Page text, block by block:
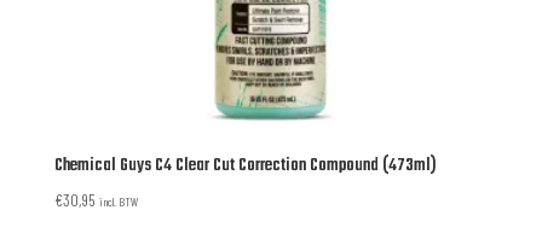
Chemical Guys C4 Clear Cut Correction Compound (473ml)
€30,95 incl. BTW